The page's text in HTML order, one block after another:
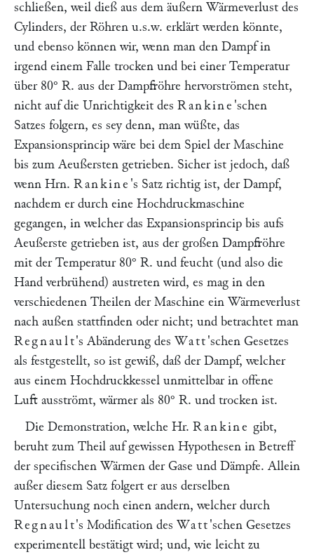
schließen, weil dieß aus dem äußern Wärmeverlust des
Cylinders, der Röhren u.s.w. erklärt werden könnte,
und ebenso können wir, wenn man den Dampf in
irgend einem Falle trocken und bei einer Temperatur
über 80° R. aus der Dampfröhre hervorströmen steht,
nicht auf die Unrichtigkeit des Rankine 'schen
Satzes folgern, es sey denn, man wüßte, das
Expansionsprincip wäre bei dem Spiel der Maschine
bis zum Aeußersten getrieben. Sicher ist jedoch, daß
wenn Hrn. Rankine 's Satz richtig ist, der Dampf,
nachdem er durch eine Hochdruckmaschine
gegangen, in welcher das Expansionsprincip bis aufs
Aeußerste getrieben ist, aus der großen Dampfröhre
mit der Temperatur 80° R. und feucht (und also die
Hand verbrühend) austreten wird, es mag in den
verschiedenen Theilen der Maschine ein Wärmeverlust
nach außen stattfinden oder nicht; und betrachtet man
Regnault's Abänderung desWatt 'schen Gesetzes
als festgestellt, so ist gewiß, daß der Dampf, welcher
aus einem Hochdruckkessel unmittelbar in offene
Luft ausströmt, wärmer als 80° R. und trocken ist.
Die Demonstration, welche Hr. Rankine gibt,
beruht zum Theil auf gewissen Hypothesen in Betreff
der specifischen Wärmen der Gase und Dämpfe. Allein
außer diesem Satz folgert er aus derselben
Untersuchung noch einen andern, welcher durch
Regnault's Modification desWatt 'schen Gesetzes
experimentell bestätigt wird; und, wie leicht zu